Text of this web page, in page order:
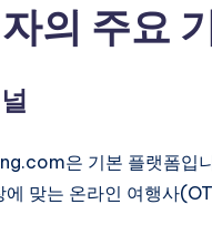
의 주요
은 기본 플랫폼입
에 맞는 온라인 여행사